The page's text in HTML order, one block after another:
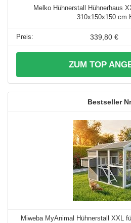
Melko Hühnerstall Hühnerhaus
310x150x150 cm
339,80 €
ZUM TOP
Miweba MyAnimal Hühnerstall XXL